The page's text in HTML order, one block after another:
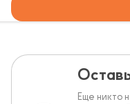
Еще никто